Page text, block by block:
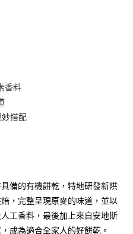
款」的支付方式。 讓您購物簡單
香料
搭配
備的有機餅乾，特地研發新烘
，完整呈現原麥的味道，並以
工香料，最後加上來自安地斯
成為適合全家人的好餅乾。